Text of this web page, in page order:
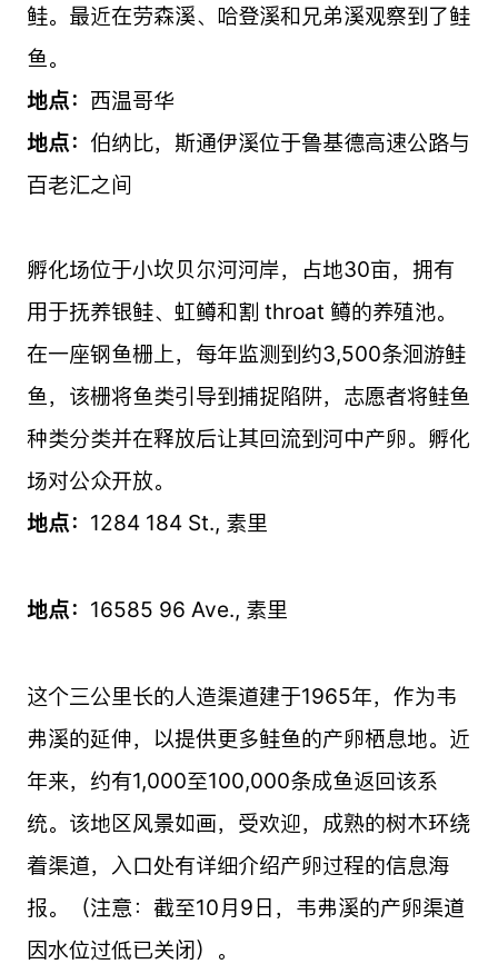
鲑。最近在劳森溪、哈登溪和兄弟溪观察到了鲑
鱼。
地点： 西温哥华
地点： 伯纳比，斯通伊溪位于鲁基德高速公路与
百老汇之间
孵化场位于小坎贝尔河河岸，占地30亩，拥有
用于抚养银鲑、虹鳟和割 throat 鳟的养殖池。
在一座钢鱼栅上，每年监测到约3,500条洄游鲑
鱼，该栅将鱼类引导到捕捉陷阱，志愿者将鲑鱼
种类分类并在释放后让其回流到河中产卵。孵化
场对公众开放。
地点： 1284 184 St., 素里
地点： 16585 96 Ave., 素里
这个三公里长的人造渠道建于1965年，作为韦
弗溪的延伸，以提供更多鲑鱼的产卵栖息地。近
年来，约有1,000至100,000条成鱼返回该系
统。该地区风景如画，受欢迎，成熟的树木环绕
着渠道，入口处有详细介绍产卵过程的信息海
报。（注意：截至10月9日，韦弗溪的产卵渠道
因水位过低已关闭）。